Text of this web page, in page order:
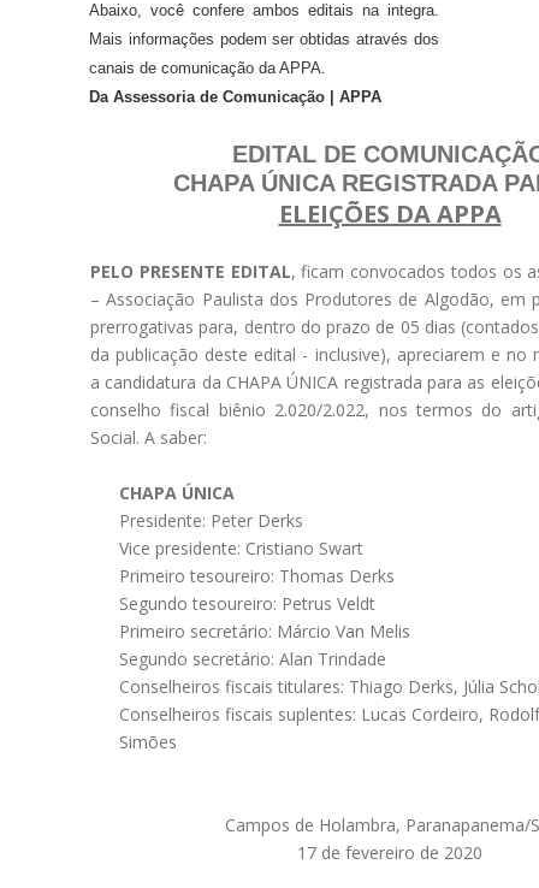
Abaixo, você confere ambos editais na integra.
Mais informações podem ser obtidas através dos
canais de comunicação da APPA.
Da Assessoria de Comunicação | APPA
EDITAL DE
CHAPA ÚNICA REGISTRADA
ELEIÇÕES DA APPA
PELO PRESENTE EDITAL, ficam convocados todos os
– Associação Paulista dos Produtores de Algodão, em
prerrogativas para, dentro do prazo de 05 dias
da publicação deste edital - inclusive), apreciarem e no
a candidatura da CHAPA ÚNICA registrada para as
conselho fiscal biênio 2.020/2.022, nos termos do
Social. A saber:
CHAPA ÚNICA
Presidente: Peter Derks
Vice presidente: Cristiano Swart
Primeiro tesoureiro: Thomas Derks
Segundo tesoureiro: Petrus Veldt
Primeiro secretário: Márcio Van Melis
Segundo secretário: Alan Trindade
Conselheiros fiscais titulares: Thiago Derks, Júlia
Conselheiros fiscais suplentes: Lucas Cordeiro,
Simões
Campos de Holambra, Paranapanema/
17 de fevereiro de 2020